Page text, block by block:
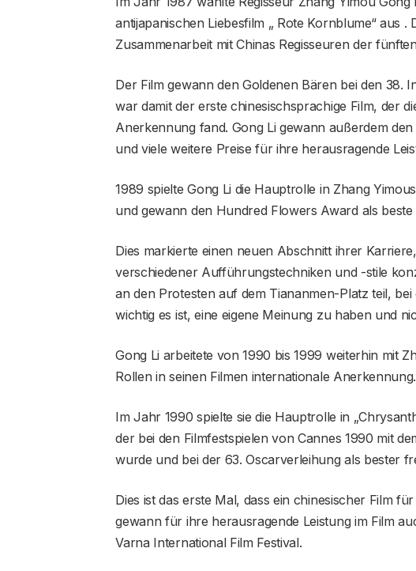
antijapanischen Liebesfilm „ Rote Kornblume“ aus
Zusammenarbeit mit Chinas Regisseuren der
Der Film gewann den Goldenen Bären bei den 38.
war damit der erste chinesischsprachige Film, der
Anerkennung fand. Gong Li gewann außerdem
und viele weitere Preise für ihre herausragende
1989 spielte Gong Li die Hauptrolle in Zhang
und gewann den Hundred Flowers Award als
Dies markierte einen neuen Abschnitt ihrer
verschiedener Aufführungstechniken und -stile
an den Protesten auf dem Tiananmen-Platz teil,
wichtig es ist, eine eigene Meinung zu haben und
Gong Li arbeitete von 1990 bis 1999 weiterhin mit
Rollen in seinen Filmen internationale Anerkennung.
Im Jahr 1990 spielte sie die Hauptrolle in
der bei den Filmfestspielen von Cannes 1990 mit
wurde und bei der 63. Oscarverleihung als bester
Dies ist das erste Mal, dass ein chinesischer Film
gewann für ihre herausragende Leistung im Film
Varna International Film Festival.